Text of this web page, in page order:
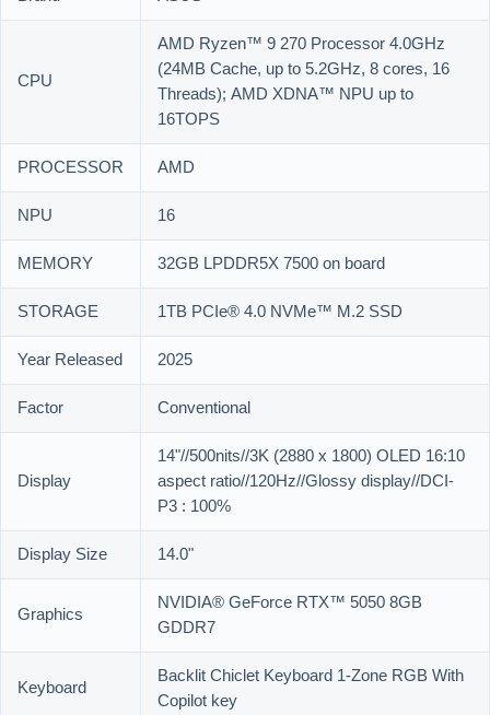
CPU
AMD Ryzen™ 9 270 Processor 4.0GHz
(24MB Cache, up to 5.2GHz, 8 cores, 16
Threads); AMD XDNA™ NPU up to
16TOPS
PROCESSOR
AMD
NPU
16
MEMORY
32GB LPDDR5X 7500 on board
STORAGE
1TB PCIe® 4.0 NVMe™ M.2 SSD
Year Released
2025
Factor
Conventional
Display
14"//500nits//3K (2880 x 1800) OLED 16:10
aspect ratio//120Hz//Glossy display//DCI-
P3 : 100%
Display Size
14.0"
Graphics
NVIDIA® GeForce RTX™ 5050 8GB
GDDR7
Keyboard
Backlit Chiclet Keyboard 1-Zone RGB With
Copilot key